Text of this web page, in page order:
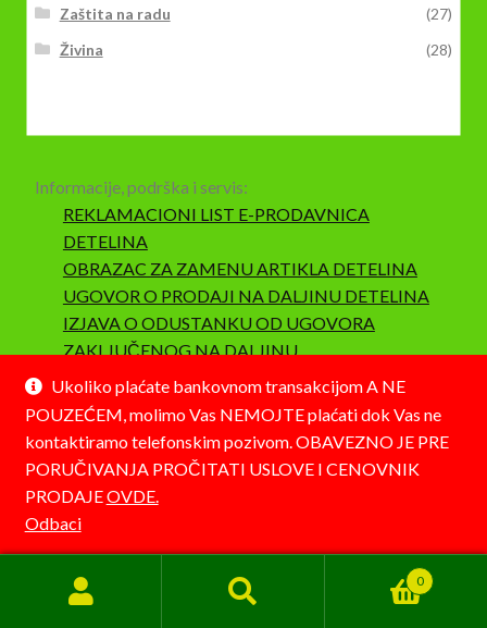
Ukoliko plaćate bankovnom transakcijom A NE
POUZEĆEM, molimo Vas NEMOJTE plaćati dok Vas ne
kontaktiramo telefonskim pozivom. OBAVEZNO JE PRE
PORUČIVANJA PROČITATI USLOVE I CENOVNIK
PRODAJEOVDE.
Odbaci
Zaštita na radu
(27)
Živina
(28)
Informacije, podrška i servis:
REKLAMACIONI LIST E-PRODAVNICA
DETELINA
OBRAZAC ZA ZAMENU ARTIKLA DETELINA
UGOVOR O PRODAJI NA DALJINU DETELINA
IZJAVA O ODUSTANKU OD UGOVORA
ZAKLJUČENOG NA DALJINU
SAOBRAZNOST I REKLAMACIJA
© Detelina 2026
Pretraga
Pretraži
0